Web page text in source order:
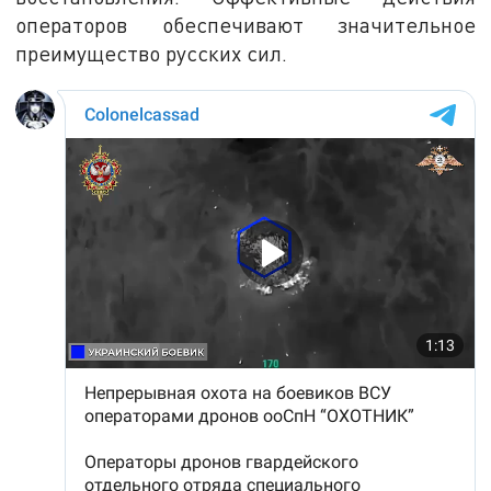
операторов обеспечивают значительное
преимущество русских сил.